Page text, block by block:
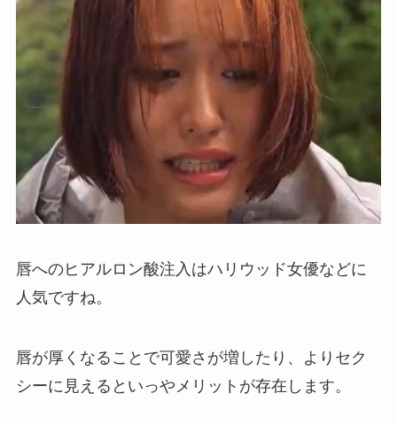
唇へのヒアルロン酸注入はハリウッド女優などに
人気ですね。
唇が厚くなることで可愛さが増したり、よりセク
シーに見えるといっやメリットが存在します。